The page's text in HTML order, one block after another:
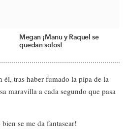
Megan ¡Manu y Raquel se
quedan solos!
él, tras haber fumado la pipa de la
maravilla a cada segundo que pasa
se me da fantasear!